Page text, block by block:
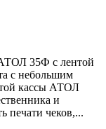
АТОЛ 35Ф с лентой
с небольшим
кассы АТОЛ
и
печати чеков,...